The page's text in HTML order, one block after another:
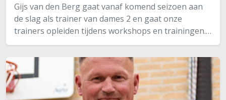
Gijs van den Berg gaat vanaf komend seizoen aan
de slag als trainer van dames 2 en gaat onze
trainers opleiden tijdens workshops en trainingen.
Op deze manier werken we verder aan het plan om
de begeleiding en opleiding van de trainers…